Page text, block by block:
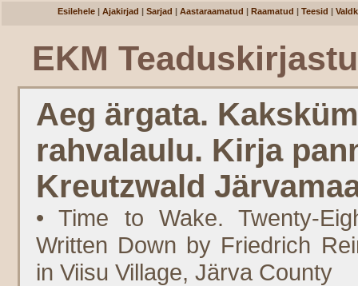
Esilehele | Ajakirjad | Sarjad | Aastaraamatud | Raamatud | Teesid |
EKM
Aeg ärgata.
rahvalaulu. Kirja
Kreutzwald
• Time to Wake. Twenty-
Written Down by Friedrich
in Viisu Village, Järva County